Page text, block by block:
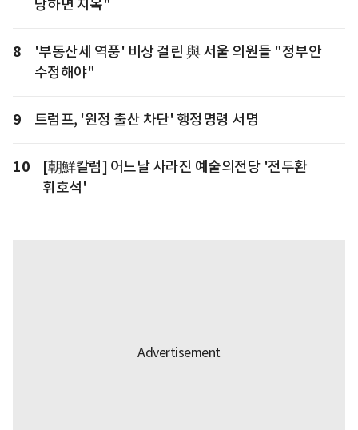
당하면 지옥"
8
'부동산세 역풍' 비상 걸린 與 서울 의원들 "정부안
수정해야"
9 트럼프, '원정 출산 차단' 행정명령 서명
10
[朝鮮칼럼] 어느날 사라진 예술의전당 '전두환
휘호석'